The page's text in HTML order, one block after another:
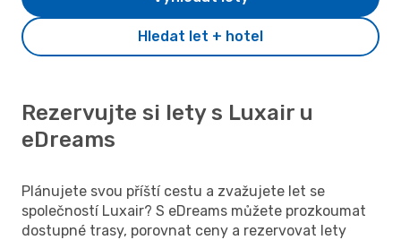
Hledat let + hotel
Rezervujte si lety s Luxair u
eDreams
Plánujete svou příští cestu a zvažujete let se
společností Luxair? S eDreams můžete prozkoumat
dostupné trasy, porovnat ceny a rezervovat lety